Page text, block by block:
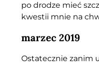
po drodze mieć
kwestii mnie na
marzec 2019
Ostatecznie zanim